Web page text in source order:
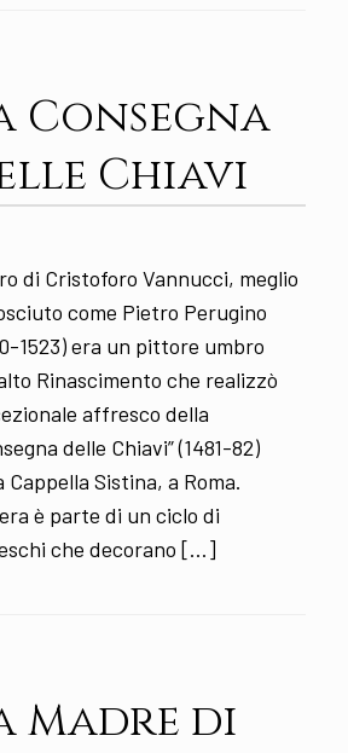
Consegna
Chiavi
di Cristoforo Vannucci, meglio
come Pietro Perugino
1523) era un pittore umbro
Rinascimento che realizzò
affresco della
delle Chiavi” (1481-82)
Cappella Sistina, a Roma.
è parte di un ciclo di
che decorano […]
Madre di